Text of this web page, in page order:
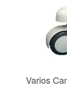
Varios